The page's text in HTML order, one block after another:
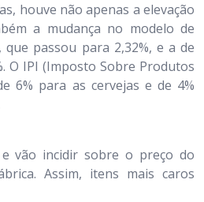
houve não apenas a elevação
a mudança no modelo de
que passou para 2,32%, e a de
O IPI (Imposto Sobre Produtos
6% para as cervejas e de 4%
vão incidir sobre o preço do
Assim, itens mais caros